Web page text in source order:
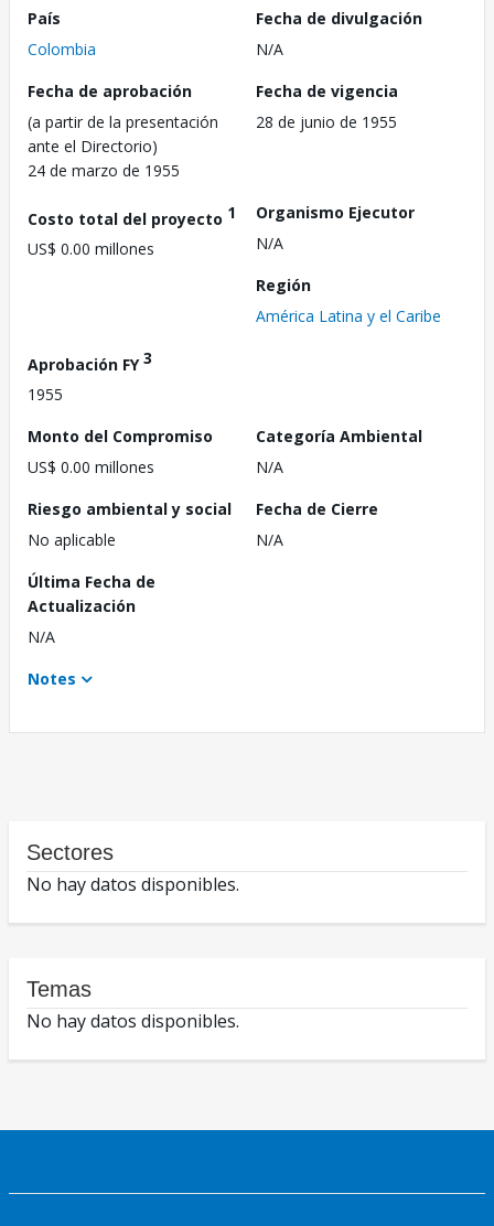
País
Colombia
Fecha de divulgación
N/A
Fecha de aprobación
(a partir de la presentación
ante el Directorio)
24 de marzo de 1955
Fecha de vigencia
28 de junio de 1955
Costo total del proyecto 1
US$ 0.00 millones
Organismo Ejecutor
N/A
Región
América Latina y el Caribe
Aprobación FY3
1955
Monto del Compromiso
US$ 0.00 millones
Categoría Ambiental
N/A
Riesgo ambiental y social
No aplicable
Fecha de Cierre
N/A
Última Fecha de
Actualización
N/A
Notes
Sectores
No hay datos disponibles.
Temas
No hay datos disponibles.